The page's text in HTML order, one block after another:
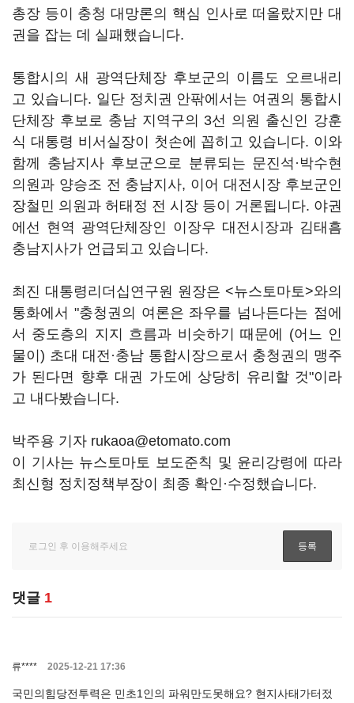
총장 등이 충청 대망론의 핵심 인사로 떠올랐지만 대
권을 잡는 데 실패했습니다.
통합시의 새 광역단체장 후보군의 이름도 오르내리
고 있습니다. 일단 정치권 안팎에서는 여권의 통합시
단체장 후보로 충남 지역구의 3선 의원 출신인 강훈
식 대통령 비서실장이 첫손에 꼽히고 있습니다. 이와
함께 충남지사 후보군으로 분류되는 문진석·박수현
의원과 양승조 전 충남지사, 이어 대전시장 후보군인
장철민 의원과 허태정 전 시장 등이 거론됩니다. 야권
에선 현역 광역단체장인 이장우 대전시장과 김태흠
충남지사가 언급되고 있습니다.
최진 대통령리더십연구원 원장은 <뉴스토마토>와의
통화에서 "충청권의 여론은 좌우를 넘나든다는 점에
서 중도층의 지지 흐름과 비슷하기 때문에 (어느 인
물이) 초대 대전·충남 통합시장으로서 충청권의 맹주
가 된다면 향후 대권 가도에 상당히 유리할 것"이라
고 내다봤습니다.
박주용 기자 rukaoa@etomato.com
이 기사는 뉴스토마토 보도준칙 및 윤리강령에 따라
최신형 정치정책부장이 최종 확인·수정했습니다.
댓글 1
류**** 2025-12-21 17:36
국민의힘당전투력은 민초1인의 파워만도못해요? 현지사태가터젔